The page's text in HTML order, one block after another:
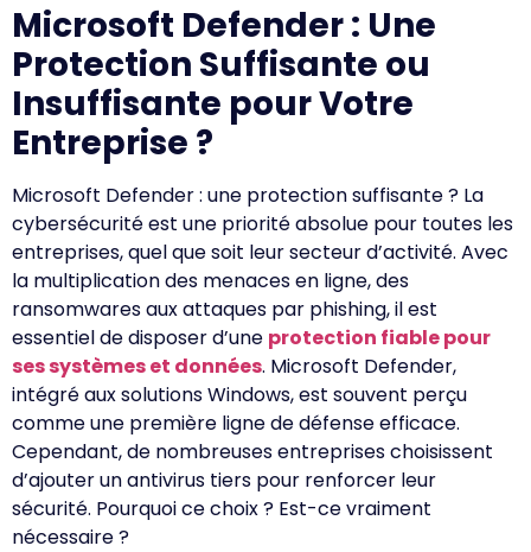
Microsoft Defender : Une
Protection Suffisante ou
Insuffisante pour Votre
Entreprise ?
Microsoft Defender : une protection suffisante ? La
cybersécurité est une priorité absolue pour toutes les
entreprises, quel que soit leur secteur d’activité. Avec
la multiplication des menaces en ligne, des
ransomwares aux attaques par phishing, il est
essentiel de disposer d’une protection fiable pour
ses systèmes et données. Microsoft Defender,
intégré aux solutions Windows, est souvent perçu
comme une première ligne de défense efficace.
Cependant, de nombreuses entreprises choisissent
d’ajouter un antivirus tiers pour renforcer leur
sécurité. Pourquoi ce choix ? Est-ce vraiment
nécessaire ?